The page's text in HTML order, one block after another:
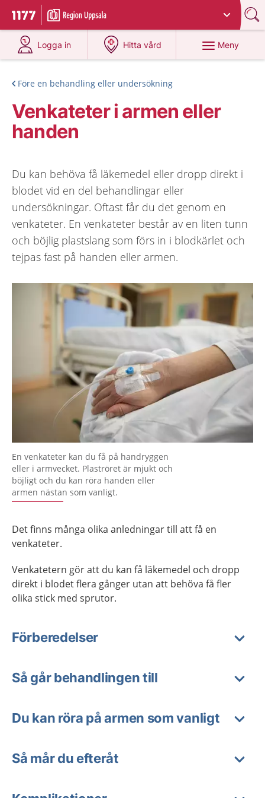
Till startsidan för 1177
Du har valt region
Logga in
på 1177.se
Hitta vård
på 1177.se
Meny
Före en behandling eller undersökning
Venkateter i armen eller
handen
Du kan behöva få läkemedel eller dropp direkt i
blodet vid en del behandlingar eller
undersökningar. Oftast får du det genom en
venkateter. En venkateter består av en liten tunn
och böjlig plastslang som förs in i blodkärlet och
tejpas fast på handen eller armen.
En venkateter kan du få på handryggen
eller i armvecket. Plaströret är mjukt och
böjligt och du kan röra handen eller
armen nästan som vanligt.
Det finns många olika anledningar till att få en
venkateter.
Venkatetern gör att du kan få läkemedel och dropp
direkt i blodet flera gånger utan att behöva få fler
olika stick med sprutor.
Förberedelser
Så går behandlingen till
Du kan röra på armen som vanligt
Så mår du efteråt